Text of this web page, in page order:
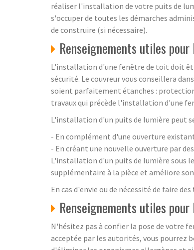
réaliser l'installation de votre puits de
s'occuper de toutes les démarches
de construire (si nécessaire).
Renseignements utiles
L'installation d'une fenêtre de toit doit
sécurité. Le couvreur vous conseillera
soient parfaitement étanches :
travaux qui précède l'installation d'une
L'installation d'un puits de lumière peut
- En complément d'une ouverture
- En créant une nouvelle ouverture par
L'installation d'un puits de lumière sous
supplémentaire à la pièce et améliore
En cas d'envie ou de nécessité de faire
Renseignements utiles
N'hésitez pas à confier la pose de votre
acceptée par les autorités, vous pourrez